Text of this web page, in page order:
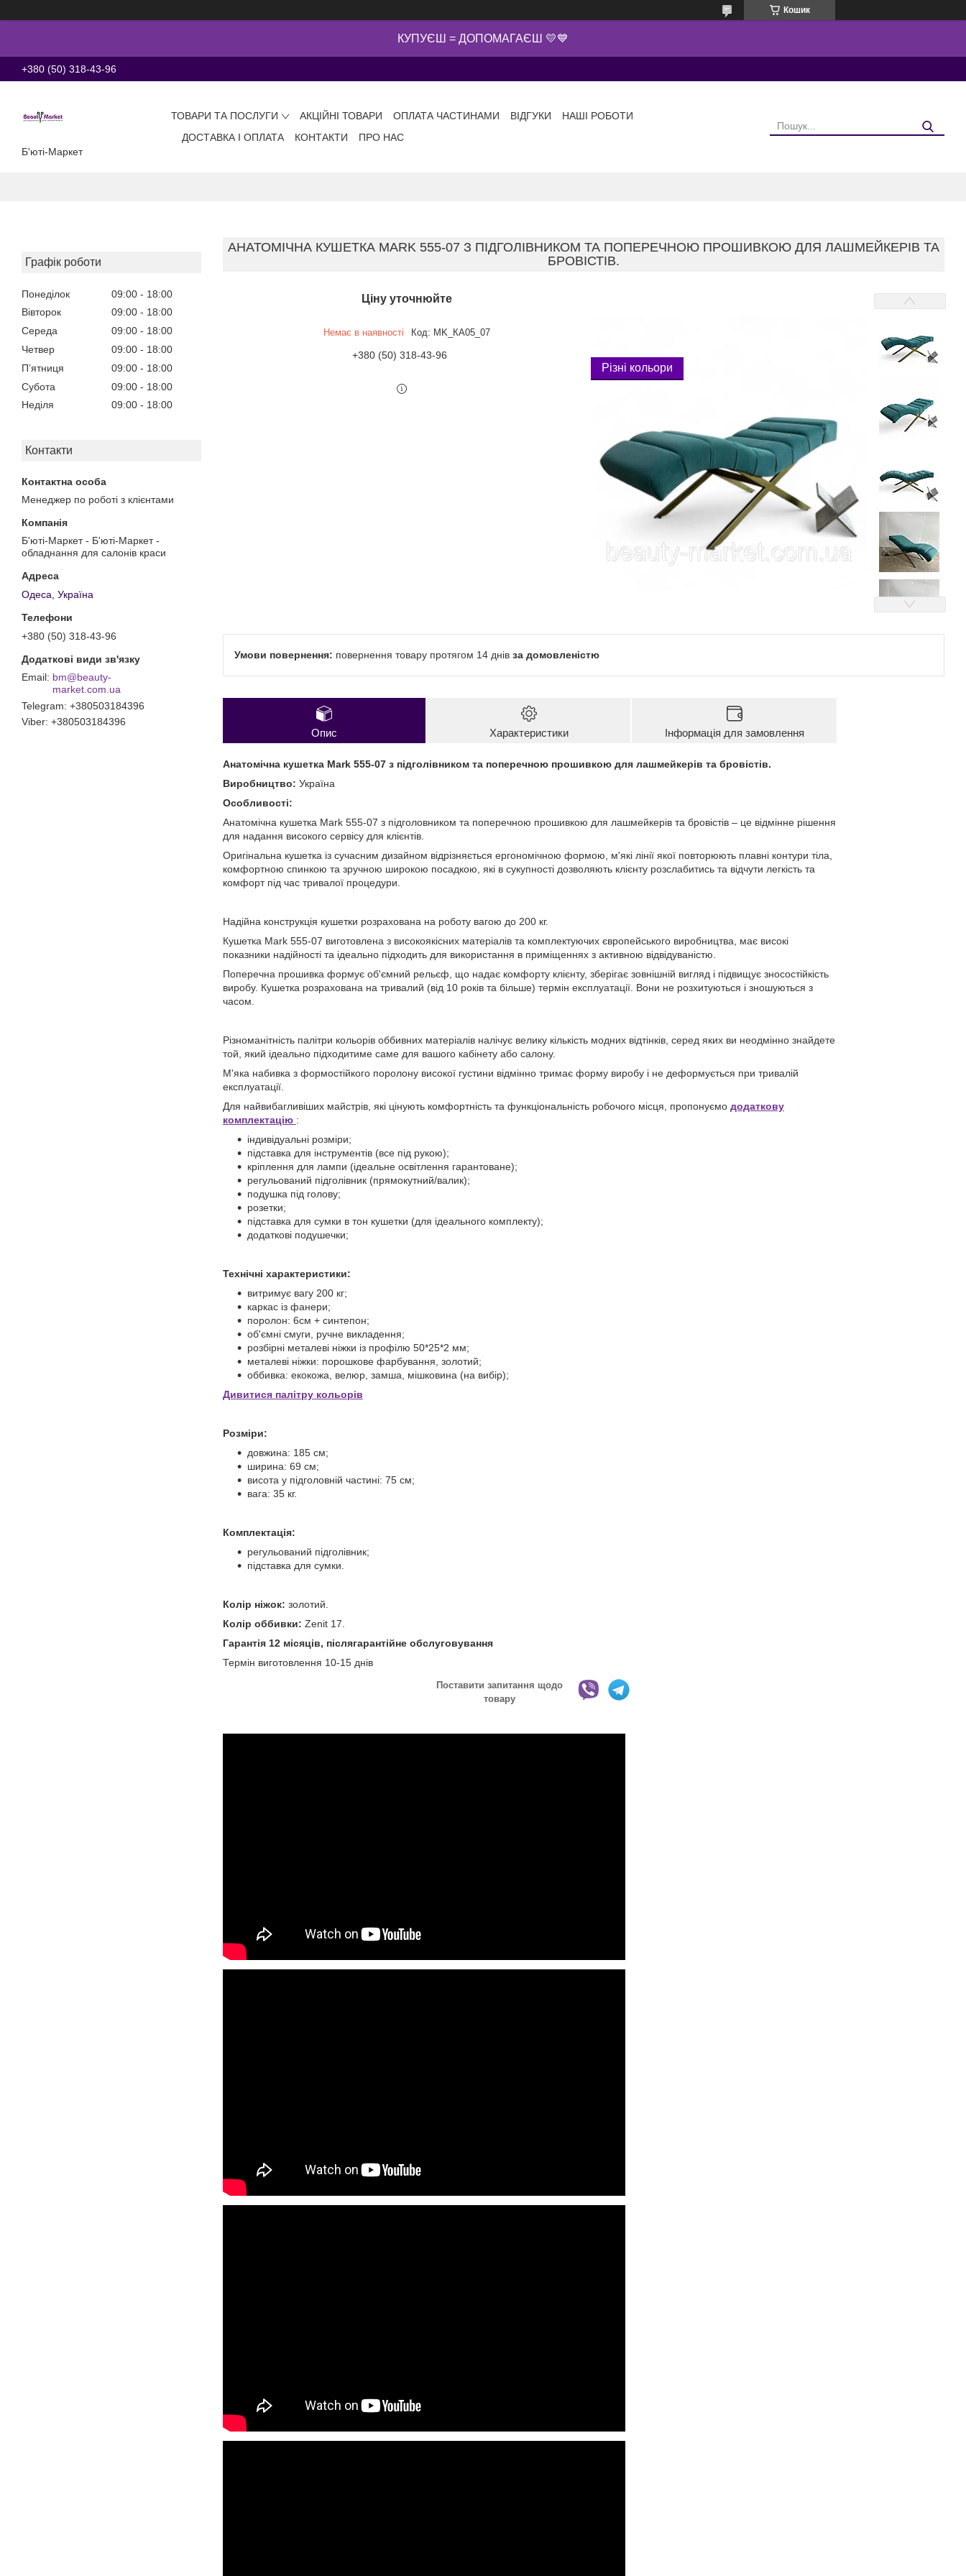
Кошик
КУПУЄШ = ДОПОМАГАЄШ 💛💙
+380 (50) 318-43-96
Б'юті-Маркет
ТОВАРИ ТА ПОСЛУГИ АКЦІЙНІ ТОВАРИ ОПЛАТА ЧАСТИНАМИ ВІДГУКИ
НАШІ РОБОТИ
ДОСТАВКА І ОПЛАТА
КОНТАКТИ ПРО НАС
Графік роботи
Понеділок 09:00
18:00
Вівторок
09:00
18:00
Середа
09:00
18:00
Четвер
09:00
18:00
Пʼятниця
09:00
18:00
Субота
09:00
18:00
Неділя
09:00 18:00
Контакти
Менеджер по роботі з клієнтами
Б'юті-Маркет - Б'юті-Маркет -
обладнання для салонів краси
Одеса, Україна
+380 (50) 318-43-96
bm@beauty-
market.com.ua
Telegram +380503184396
Viber +380503184396
АНАТОМІЧНА КУШЕТКА MARK 555-07 З ПІДГОЛІВНИКОМ ТА ПОПЕРЕЧНОЮ ПРОШИВКОЮ ДЛЯ ЛАШМЕЙКЕРІВ ТА
БРОВІСТІВ.
Ціну уточнюйте
Немає в наявності Код: MK_КА05_07
+380 (50) 318-43-96
Різні кольори
повернення товару протягом 14 днів за домовленістю
Опис Характеристики Інформація для замовлення
Анатомічна кушетка Mark 555-07 з підголівником та поперечною прошивкою для лашмейкерів та бровістів.
Виробництво: Україна
Особливості:
Анатомічна кушетка Mark 555-07 з підголовником та поперечною прошивкою для лашмейкерів та бровістів – це відмінне рішення
для надання високого сервісу для клієнтів.
Оригінальна кушетка із сучасним дизайном відрізняється ергономічною формою, м'які лінії якої повторюють плавні контури тіла,
комфортною спинкою та зручною широкою посадкою, які в сукупності дозволяють клієнту розслабитись та відчути легкість та
комфорт під час тривалої процедури.
Надійна конструкція кушетки розрахована на роботу вагою до 200 кг.
Кушетка Mark 555-07 виготовлена з високоякісних матеріалів та комплектуючих європейського виробництва, має високі
показники надійності та ідеально підходить для використання в приміщеннях з активною відвідуваністю.
Поперечна прошивка формує об'ємний рельєф, що надає комфорту клієнту, зберігає зовнішній вигляд і підвищує зносостійкість
виробу. Кушетка розрахована на тривалий (від 10 років та більше) термін експлуатації. Вони не розхитуються і зношуються з
часом.
Різноманітність палітри кольорів оббивних матеріалів налічує велику кількість модних відтінків, серед яких ви неодмінно знайдете
той, який ідеально підходитиме саме для вашого кабінету або салону.
М'яка набивка з формостійкого поролону високої густини відмінно тримає форму виробу і не деформується при тривалій
експлуатації.
Для найвибагливіших майстрів, які цінують комфортність та функціональність робочого місця, пропонуємо додаткову
комплектацію :
індивідуальні розміри;
підставка для інструментів (все під рукою);
кріплення для лампи (ідеальне освітлення гарантоване);
регульований підголівник (прямокутний/валик);
подушка під голову;
розетки;
підставка для сумки в тон кушетки (для ідеального комплекту);
додаткові подушечки;
Технічні характеристики:
витримує вагу 200 кг;
каркас із фанери;
поролон: 6см + синтепон;
об'ємні смуги, ручне викладення;
розбірні металеві ніжки із профілю 50*25*2 мм;
металеві ніжки: порошкове фарбування, золотий;
оббивка: екокожа, велюр, замша, мішковина (на вибір);
Дивитися палітру кольорів
Розміри:
довжина: 185 см;
ширина: 69 см;
висота у підголовній частині: 75 см;
вага: 35 кг.
Комплектація:
регульований підголівник;
підставка для сумки.
Колір ніжок: золотий.
Колір оббивки: Zenit 17.
Гарантія 12 місяців, післягарантійне обслуговування
Термін виготовлення 10-15 днів
Поставити запитання щодо
товару